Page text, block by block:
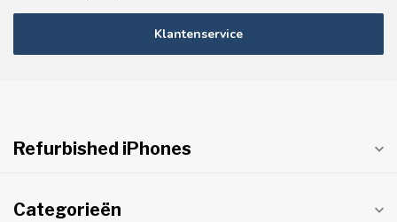
Klantenservice
Refurbished iPhones
Categorieën